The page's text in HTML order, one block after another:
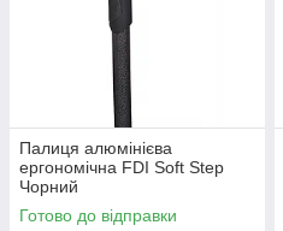
Палиця алюмінієва
ергономічна FDI Soft Step
Чорний
Готово до відправки